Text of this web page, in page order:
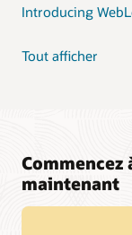
Introducing
Tout afficher
Commencez
maintenant